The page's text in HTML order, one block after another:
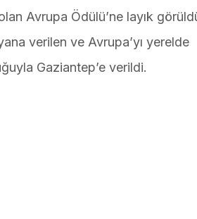
Avrupa Ödülü’ne layık
verilen ve Avrupa’yı yerelde
Gaziantep’e verildi.